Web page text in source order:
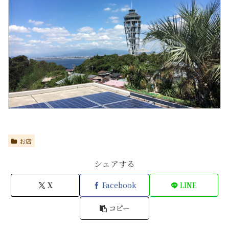
お店
シェアする
X Facebook LINE
コピー